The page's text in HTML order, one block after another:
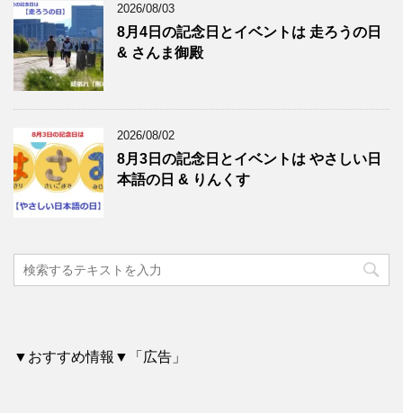
2026/08/03
8月4日の記念日とイベントは 走ろうの日
& さんま御殿
2026/08/02
8月3日の記念日とイベントは やさしい日
本語の日 & りんくす
▼おすすめ情報▼「広告」